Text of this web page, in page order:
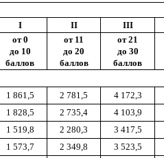
I
II III
от 0
до 10
баллов
от 11
до 20
баллов
от 21
до 30
баллов
1 861,5 2 781,5 4 172,3
1 828,5 2 735,4 4 103,9
1 519,8 2 280,3 3 417,5
1 573,7 2 349,8 3 523,5